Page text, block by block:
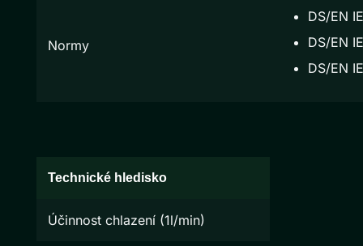
Normy
DS/EN
DS/EN
DS/EN
Technické hledisko
Účinnost chlazení (1l/min)